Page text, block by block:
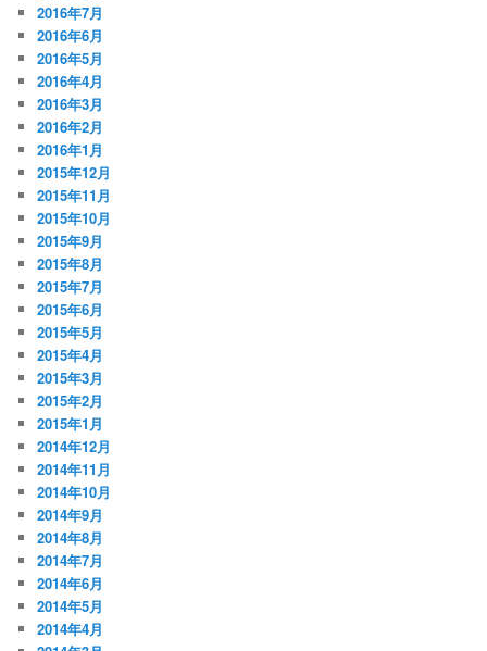
2016年7月
2016年6月
2016年5月
2016年4月
2016年3月
2016年2月
2016年1月
2015年12月
2015年11月
2015年10月
2015年9月
2015年8月
2015年7月
2015年6月
2015年5月
2015年4月
2015年3月
2015年2月
2015年1月
2014年12月
2014年11月
2014年10月
2014年9月
2014年8月
2014年7月
2014年6月
2014年5月
2014年4月